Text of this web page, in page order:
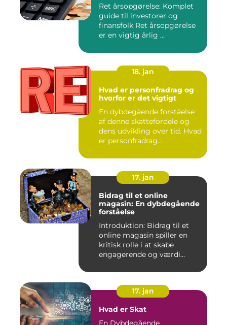
Ret årsopgørelse: Komplet
guide til investorer og
finansfolk Ret årsopgørelse
er en vigtig årlig ...
18. jan
Hvad er personfradrag og
hvorfor er det vigtigt
En dybdegående forståelse
af denne skattefordele og
dens udvikling over tid. Hvad
er personfradrag...
17. jan
Bidrag til et online
magasin: En dybdegående
forståelse
Introduktion: Bidrag til et
online magasin spiller en
kritisk rolle i at skabe
engagerende og værdi...
17. jan
Hvad er Skat
En Dybdegående